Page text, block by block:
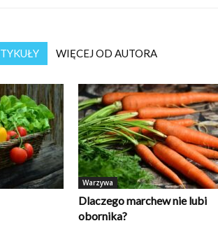
WIĘCEJ OD AUTORA
Warzywa
Dlaczego marchew nie lubi
obornika?